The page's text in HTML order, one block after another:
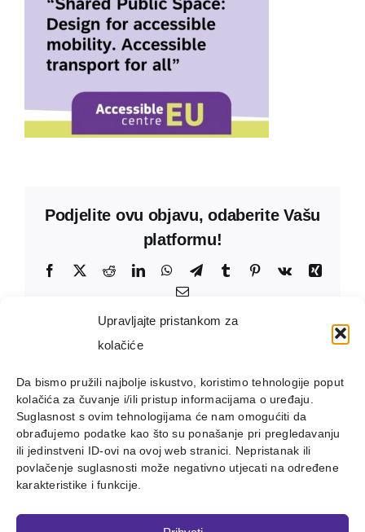
Upravljajte pristankom za
kolačiće
Da bismo pružili najbolje iskustvo, koristimo tehnologije poput
kolačića za čuvanje i/ili pristup informacijama o uređaju.
Suglasnost s ovim tehnologijama će nam omogućiti da
obrađujemo podatke kao što su ponašanje pri pregledavanju
ili jedinstveni ID-ovi na ovoj web stranici. Nepristanak ili
povlačenje suglasnosti može negativno utjecati na određene
karakteristike i funkcije.
Podjelite ovu objavu, odaberite Vašu
platformu!
Facebook
X RedditLinkedInWhatsApp
TelegramTumblr Pinterest
Vk
Xing
Email: